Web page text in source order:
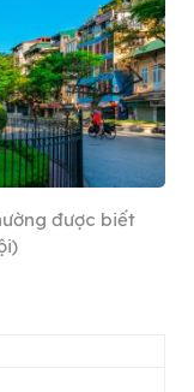
được biết